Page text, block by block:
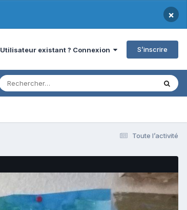
×
Utilisateur existant ? Connexion S’inscrire
Toute l’activité